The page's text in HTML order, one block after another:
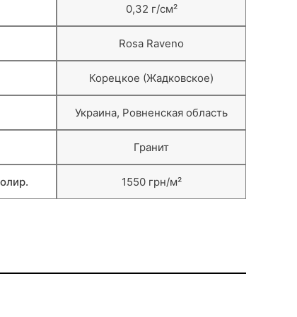
0,32 г/см²
Rosa Raveno
Корецкое (Жадковское)
Украина, Ровненская область
Гранит
1550 грн/м²